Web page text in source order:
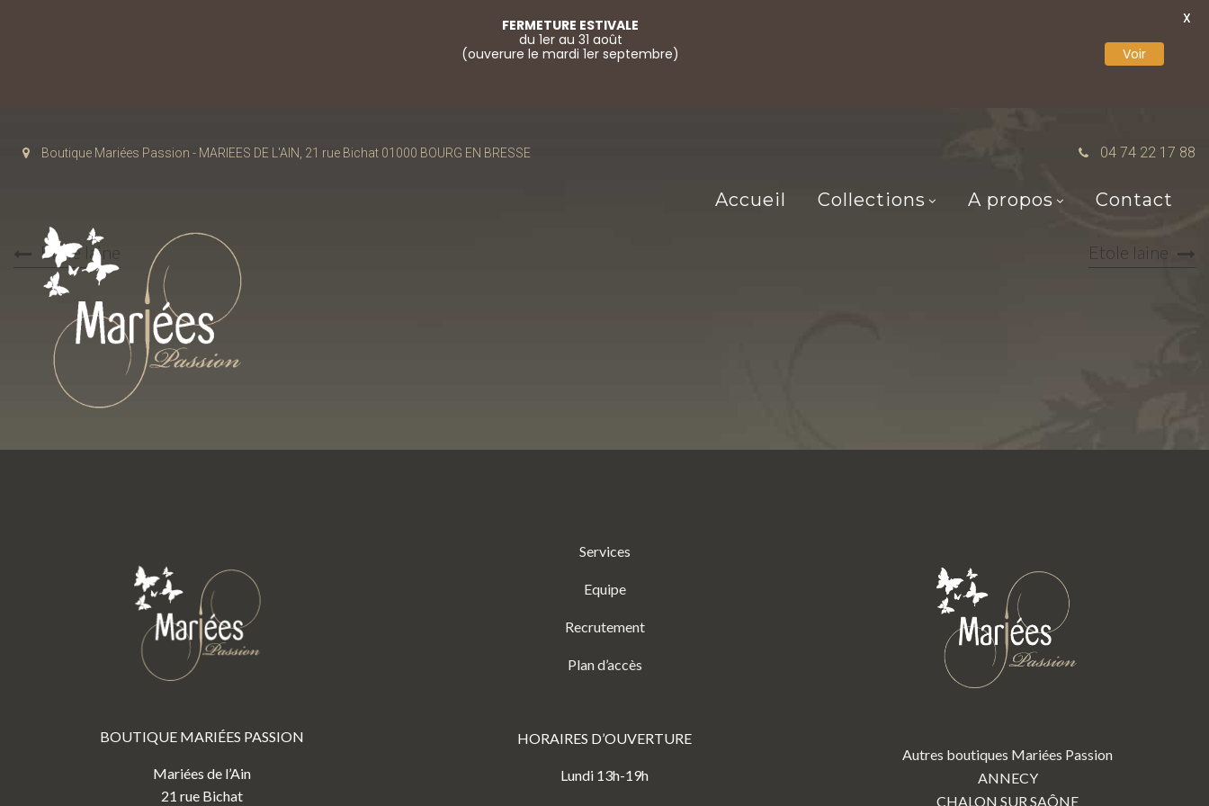
Boutique Mariées Passion - MARIEES DE L'AIN, 21 rue Bichat 01000 BOURG EN BRESSE 04 74 22 17 88
Accueil Collections A propos Contact
Etole laine Etole laine
BOUTIQUE MARIÉES PASSION
Mariées de l’Ain
21 rue Bichat
Services
Equipe
Recrutement
Plan d’accès
HORAIRES D’OUVERTURE
Lundi 13h-19h
Autres boutiques Mariées Passion
ANNECY
CHALON SUR SAÔNE
FERMETURE ESTIVALE
du 1er au 31 août
(ouverure le mardi 1er septembre)
Voir
X